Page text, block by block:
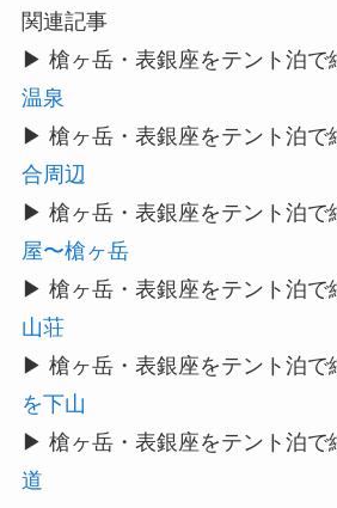
関連記事
▶ 槍ヶ岳・表銀座をテント泊で
温泉
▶ 槍ヶ岳・表銀座をテント泊で
合周辺
▶ 槍ヶ岳・表銀座をテント泊で
屋〜槍ヶ岳
▶ 槍ヶ岳・表銀座をテント泊で
山荘
▶ 槍ヶ岳・表銀座をテント泊で
を下山
▶ 槍ヶ岳・表銀座をテント泊で
道